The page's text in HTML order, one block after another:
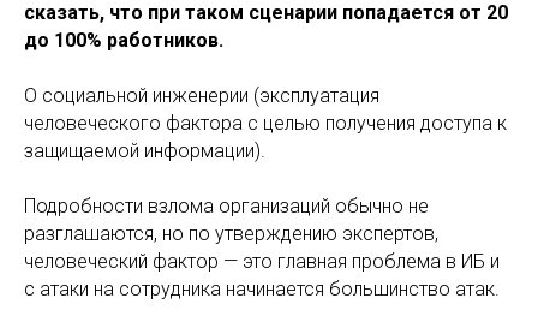
сказать, что при таком сценарии попадается от 20
до 100% работников.
О социальной инженерии (эксплуатация
человеческого фактора с целью получения доступа к
защищаемой информации).
Подробности взлома организаций обычно не
разглашаются, но по утверждению экспертов,
человеческий фактор — это главная проблема в ИБ и
с атаки на сотрудника начинается большинство атак.